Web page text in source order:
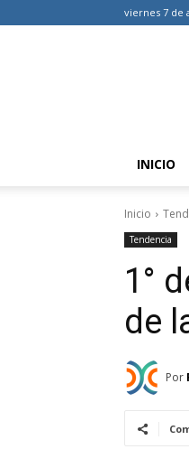
viernes 7 de
INICIO
Inicio
Tendencia
1°
de
Por